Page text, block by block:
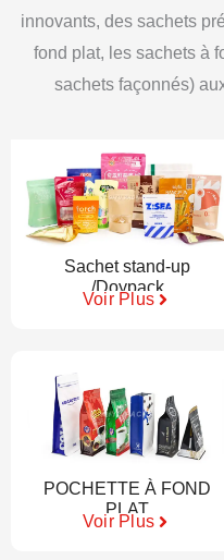
innovants, des sachets
fond plat, les sachets à
sachets façonnés)
Sachet stand-up
/Doypack
Voir Plus
POCHETTE À FOND
PLAT
Voir Plus